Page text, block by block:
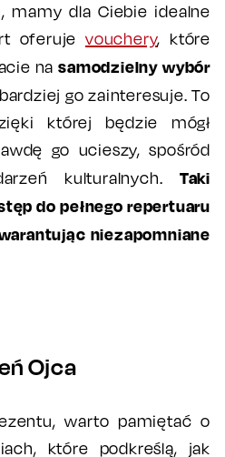
mamy dla Ciebie idealne
oferuje vouchery, które
nasamodzielny wybór
go zainteresuje. To
której będzie mógł
go ucieszy, spośród
kulturalnych. Taki
do pełnego repertuaru
niezapomniane
Ojca
warto pamiętać o
które podkreślą, jak